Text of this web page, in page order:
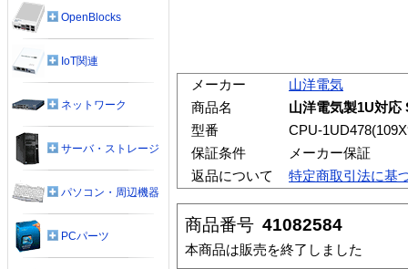
メーカー
山洋電気
商品名
山洋電気製1U対応
型番
CPU-
保証条件
メーカー保証
返品について
特定商取引法に基
商品番号 41082584
本商品は販売を終了しました
OpenBlocks
IoT関連
ネットワーク
サーバ・ストレージ
パソコン・周辺機器
PCパーツ